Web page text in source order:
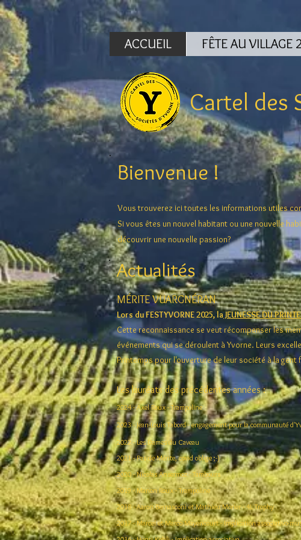
Cartel des
Bienvenue !
Vous trouverez ici toutes les informations utiles
Si vous êtes un nouvel habitant ou une nouvelle
découvrir une nouvelle passion?
Actualités
MÉRITE VUARGNÉRAN
Lors du FESTYVORNE 2025, laJEUNESSE DU
Cette reconnaissance se veut récompenser les
événements qui se déroulent à Yvorne. Leurs
Printemps pour l'ouverture de leur société à la gent
Les lauréats des précédentes années :
2024 - Axel Roux - Trampoline
2023 - Jean-Louis Tabord - engagement pour la communauté
2022 - Les Dames du Caveau
2021 - Pas de Mérite, covid oblige ;-)
2020 - Nicolas Ansermoz - Tambours
2019 - Manon Roux - Trampoline
2018 - Aaron Bernasconi et Mathieu Morier - 4L Trophy
2017 - Marcel et Marco Mayencourt - Implication associativo-
ACCUEIL FÊTE AU VILLAGE